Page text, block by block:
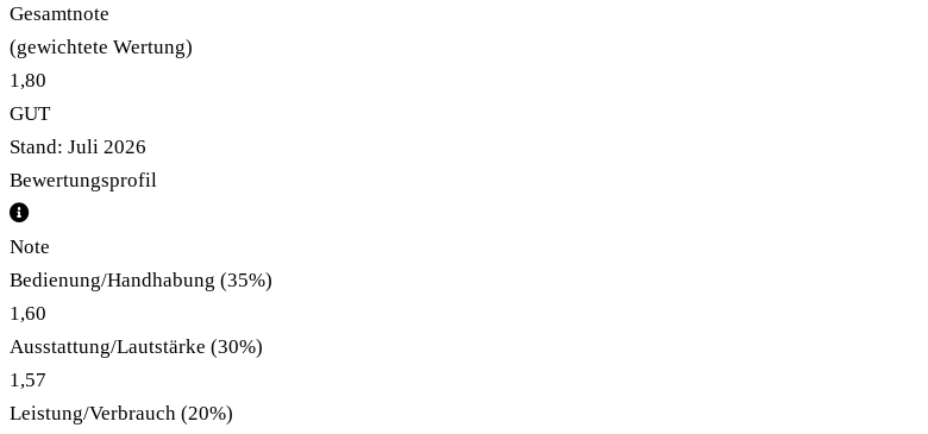
Gesamtnote
(gewichtete Wertung)
1,80
GUT
Stand: Juli 2026
Bewertungsprofil
Note
Bedienung/Handhabung (35%)
1,60
Ausstattung/Lautstärke (30%)
1,57
Leistung/Verbrauch (20%)